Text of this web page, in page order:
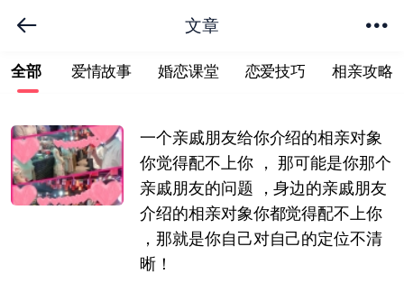
文章
全部 爱情故事 婚恋课堂 恋爱技巧 相亲攻略
下拉刷新
一个亲戚朋友给你介绍的相亲对象
你觉得配不上你 ， 那可能是你那个
亲戚朋友的问题 ，身边的亲戚朋友
介绍的相亲对象你都觉得配不上你
，那就是你自己对自己的定位不清
晰！